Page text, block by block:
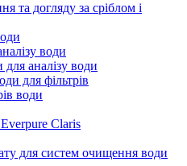
та догляду за сріблом і
води
аналізу води
для фільтрів
води
Claris
для систем очищення води